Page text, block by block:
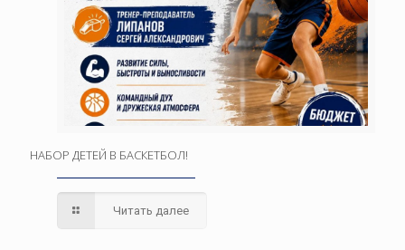
НАБОР ДЕТЕЙ В БАСКЕТБОЛ!
Читать далее